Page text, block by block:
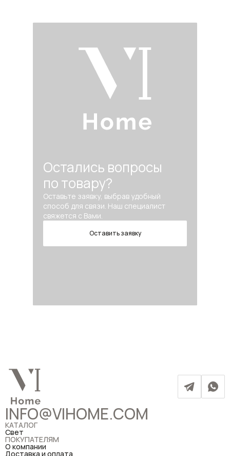
Остались вопросы
по товару?
Оставьте заявку, выбрав удобный
способ для связи. Наш специалист
свяжется с Вами.
Оставить заявку
INFO@VIHOME.COM
КАТАЛОГ
Свет
ПОКУПАТЕЛЯМ
О компании
Доставка и оплата